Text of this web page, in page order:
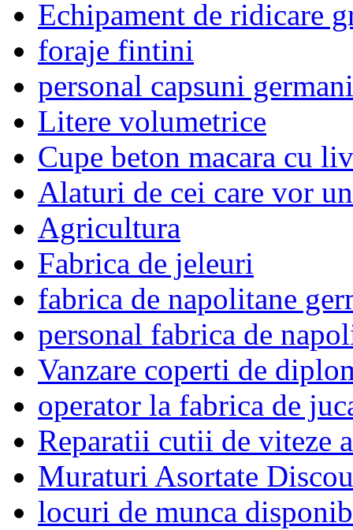
Echipament de ridicare
foraje fintini
personal capsuni
Litere volumetrice
Cupe beton macara cu
Alaturi de cei care vor
Agricultura
Fabrica de jeleuri
fabrica de napolitane
personal fabrica de
Vanzare coperti de
operator la fabrica de
Reparatii cutii de viteze
Muraturi Asortate
locuri de munca